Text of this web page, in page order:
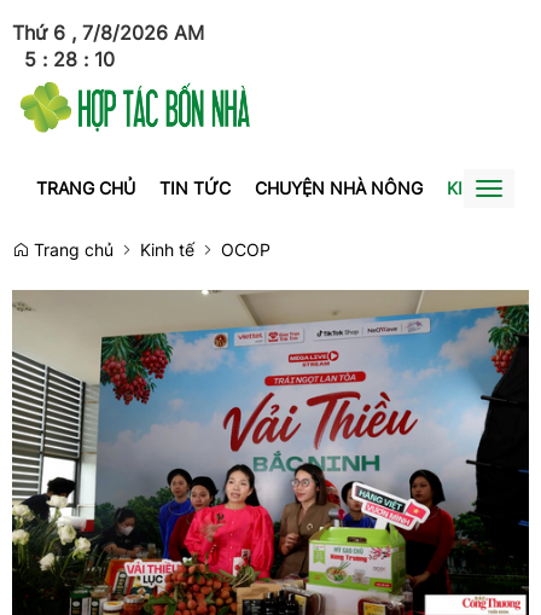
Thứ 6 , 7/8/2026
5 : 28 : 11
AM
TRANG CHỦ TIN TỨC CHUYỆN NHÀ NÔNG KINH TẾToggle
Trang chủ
Kinh tế OCOP